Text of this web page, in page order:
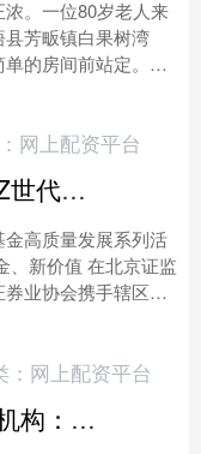
。一位80岁老人来
芳畈镇白果树湾
的房间前站定。仔
：“这就是当年我父
名....
网上配资平台
信悦网配资 Z世代理财指南：中邮基金与年轻人聊聊投资这件事
高质量发展系列活
、新价值 在北京证监
业协会携手辖区公
公募基金高质量发展
网上配资平台
寻钱网配资 机构：供应扰动再起 预计铜价将走强